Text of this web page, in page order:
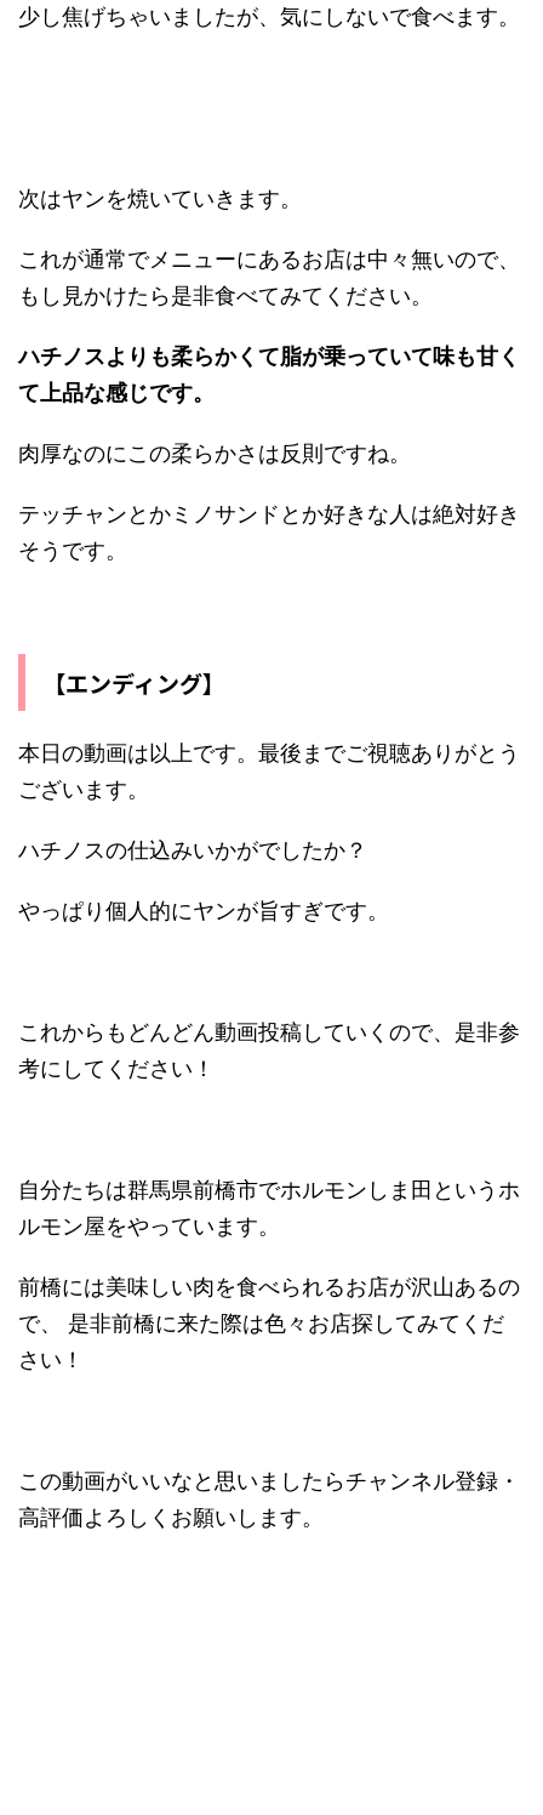
少し焦げちゃいましたが、気にしないで食べます。
次はヤンを焼いていきます。
これが通常でメニューにあるお店は中々無いので、
もし見かけたら是非食べてみてください。
ハチノスよりも柔らかくて脂が乗っていて味も甘く
て上品な感じです。
肉厚なのにこの柔らかさは反則ですね。
テッチャンとかミノサンドとか好きな人は絶対好き
そうです。
【エンディング】
本日の動画は以上です。最後までご視聴ありがとう
ございます。
ハチノスの仕込みいかがでしたか？
やっぱり個人的にヤンが旨すぎです。
これからもどんどん動画投稿していくので、是非参
考にしてください！
自分たちは群馬県前橋市でホルモンしま田というホ
ルモン屋をやっています。
前橋には美味しい肉を食べられるお店が沢山あるの
で、 是非前橋に来た際は色々お店探してみてくだ
さい！
この動画がいいなと思いましたらチャンネル登録・
高評価よろしくお願いします。